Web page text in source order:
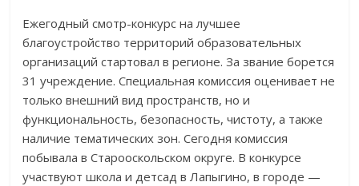
Ежегодный смотр-конкурс на лучшее
благоустройство территорий образовательных
организаций стартовал в регионе. За звание борется
31 учреждение. Специальная комиссия оценивает не
только внешний вид пространств, но и
функциональность, безопасность, чистоту, а также
наличие тематических зон. Сегодня комиссия
побывала в Старооскольском округе. В конкурсе
участвуют школа и детсад в Лапыгино, в городе —